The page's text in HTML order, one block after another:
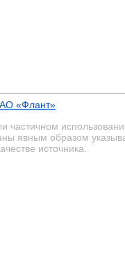
АО «Флант»
частичном
явным образом
источника.